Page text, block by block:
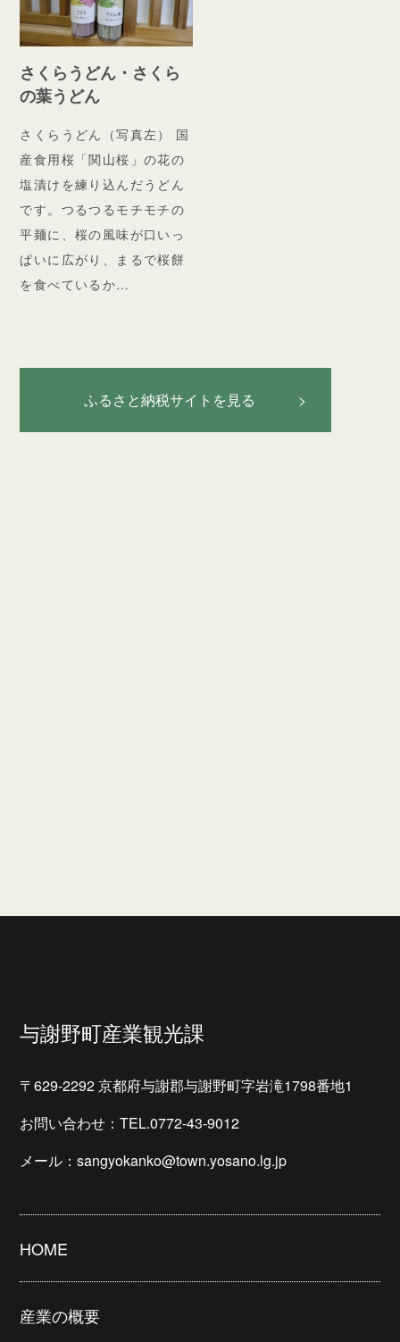
さくらうどん・さくら
の葉うどん
さくらうどん（写真左） 国
産食用桜「関山桜」の花の
塩漬けを練り込んだうどん
です。つるつるモチモチの
平麺に、桜の風味が口いっ
ぱいに広がり、まるで桜餅
を食べているか…
ふるさと納税サイトを見る >
与謝野町産業観光課
〒629-2292 京都府与謝郡与謝野町字岩滝1798番地1
お問い合わせ：TEL.0772-43-9012
メール：sangyokanko@town.yosano.lg.jp
HOME
産業の概要